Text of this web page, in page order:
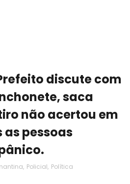
discute com
saca
não acertou em
pessoas
, Policial, Política